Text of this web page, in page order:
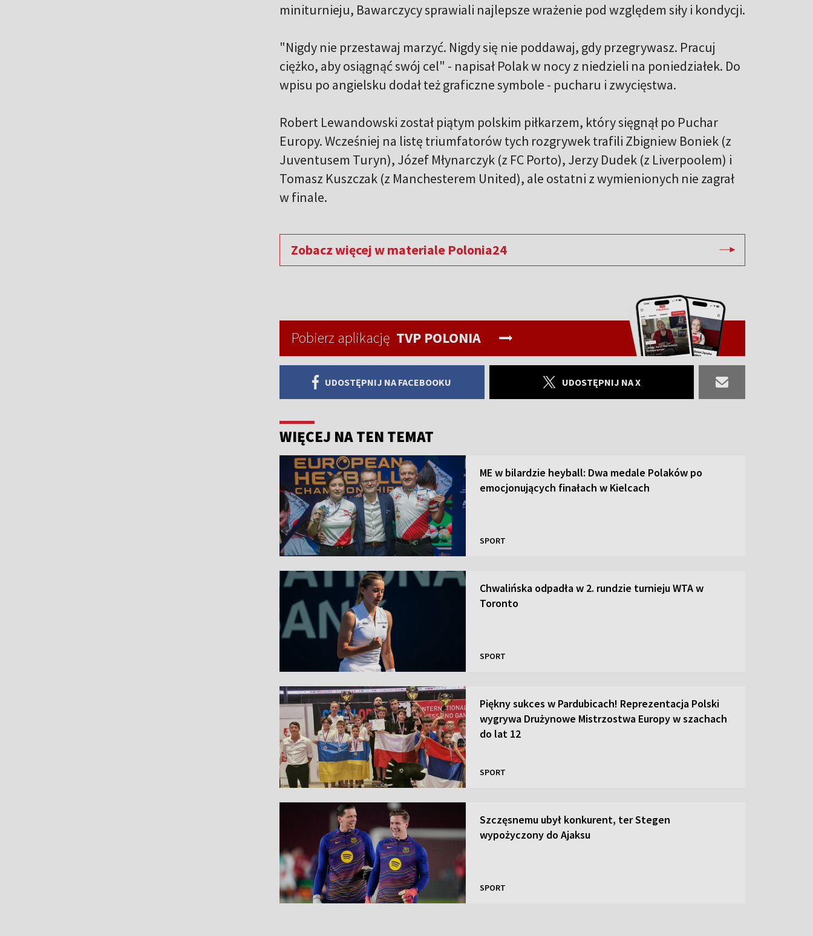
miniturnieju, Bawarczycy sprawiali najlepsze wrażenie pod względem siły i kondycji.
"Nigdy nie przestawaj marzyć. Nigdy się nie poddawaj, gdy przegrywasz. Pracuj
ciężko, aby osiągnąć swój cel" - napisał Polak w nocy z niedzieli na poniedziałek. Do
wpisu po angielsku dodał też graficzne symbole - pucharu i zwycięstwa.
Robert Lewandowski został piątym polskim piłkarzem, który sięgnął po Puchar
Europy. Wcześniej na listę triumfatorów tych rozgrywek trafili Zbigniew Boniek (z
Juventusem Turyn), Józef Młynarczyk (z FC Porto), Jerzy Dudek (z Liverpoolem) i
Tomasz Kuszczak (z Manchesterem United), ale ostatni z wymienionych nie zagrał
w finale.
Zobacz więcej w materiale Polonia24
Pobierz aplikację TVP POLONIA
UDOSTĘPNIJ NA FACEBOOKU UDOSTĘPNIJ NA X
WIĘCEJ NA TEN TEMAT
ME w bilardzie heyball: Dwa medale Polaków po
emocjonujących finałach w Kielcach
SPORT
Chwalińska odpadła w 2. rundzie turnieju WTA w
Toronto
SPORT
Piękny sukces w Pardubicach! Reprezentacja Polski
wygrywa Drużynowe Mistrzostwa Europy w szachach
do lat 12
SPORT
Szczęsnemu ubył konkurent, ter Stegen
wypożyczony do Ajaksu
SPORT